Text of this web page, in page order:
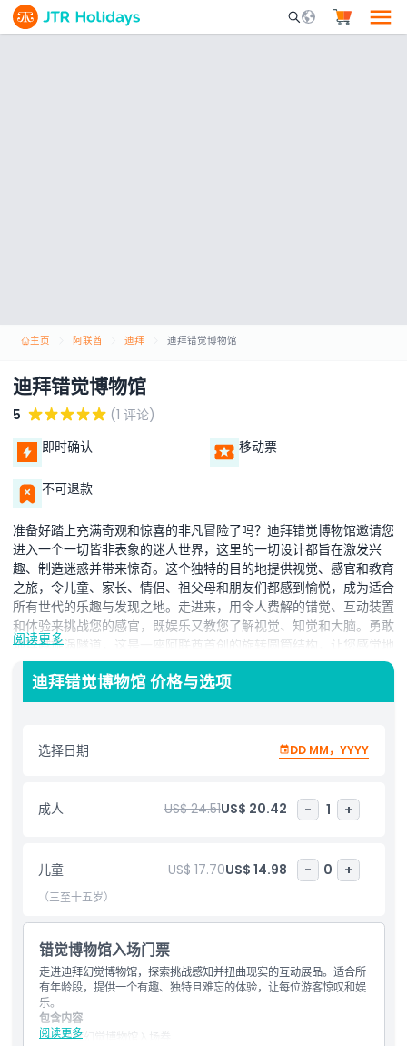
Mobile Search
主页 阿联酋 迪拜 迪拜错觉博物馆
迪拜错觉博物馆
5
(1 评论)
即时确认
移动票
不可退款
准备好踏上充满奇观和惊喜的非凡冒险了吗？迪拜错觉博物馆邀请您
进入一个一切皆非表象的迷人世界，这里的一切设计都旨在激发兴
趣、制造迷惑并带来惊奇。这个独特的目的地提供视觉、感官和教育
之旅，令儿童、家长、情侣、祖父母和朋友们都感到愉悦，成为适合
所有世代的乐趣与发现之地。走进来，用令人费解的错觉、互动装置
和体验来挑战您的感官，既娱乐又教您了解视觉、知觉和大脑。勇敢
地穿越旋涡隧道，这是一座阿联酋首创的旋转圆筒结构，让您感觉地
面在移动，尽管您的脚下始终平稳。惊叹于镜子房，迷失于无限房，
凭借扭曲形状和空间的展品挑战重力。捕捉各种姿势的难忘照片，不
要错过我们的全息图和光学错觉收藏，揭示眼睛是多么容易被欺骗。
亮点
营业时间
位置
如何到达那里
阅读更多
迪拜错觉博物馆 价格与选项
选择日期 DD MM，YYYY
成人 US$ 24.51US$ 20.42 - 1 +
儿童 US$ 17.70US$ 14.98 - 0 +
（三至十五岁）
错觉博物馆入场门票
走进迪拜幻觉博物馆，探索挑战感知并扭曲现实的互动展品。适合所
有年龄段，提供一个有趣、独特且难忘的体验，让每位游客惊叹和娱
乐。
阅读更多
包含内容
迪拜幻觉博物馆入场券